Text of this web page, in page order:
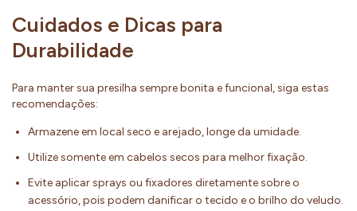
Cuidados e Dicas para
Durabilidade
Para manter sua presilha sempre bonita e funcional, siga estas
recomendações:
Armazene em local seco e arejado, longe da umidade.
Utilize somente em cabelos secos para melhor fixação.
Evite aplicar sprays ou fixadores diretamente sobre o
acessório, pois podem danificar o tecido e o brilho do veludo.